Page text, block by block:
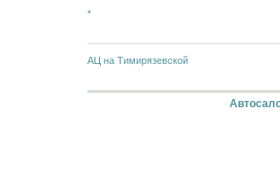
*
АЦ на Тимирязевской